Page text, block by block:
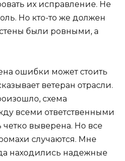
их исправление. Не
Но кто-то же должен
стены были ровными, а
ошибки может стоить
ветеран отрасли.
схема
всеми ответственными
выверена. Но все
случаются. Мне
находились надежные